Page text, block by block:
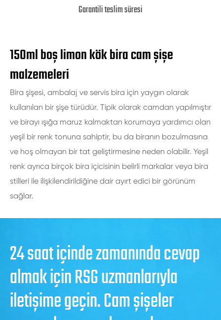
Garantili teslim süresi
150ml boş limon kök bira cam şişe
malzemeleri
Bira şişesi, ambalaj ve servis bira için yaygın olarak
kullanılan bir şişe türüdür. Tipik olarak camdan yapılmıştır
ve birayı ışığa maruz kalmaktan korumaya yardımcı olan
yeşil bir renk tonuna sahiptir, bu da biranın bozulmasına
ve hoş olmayan bir tat geliştirmesine neden olabilir. Yeşil
renk ayrıca birçok bira içicisinin belirli markalar veya bira
stilleri ile ilişkilendirildiğine dair ayırt edici bir görünüm
sağlar.
24 saat içinde zamanında cevap
almak için RSG uzmanlarıyla
iletişime geçin. Cam şişeler